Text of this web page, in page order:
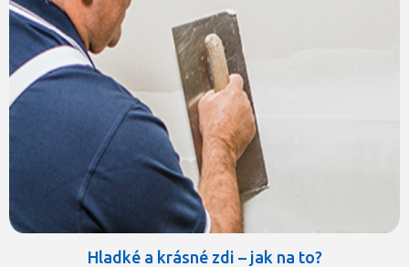
Hladké a krásné zdi – jak na to?